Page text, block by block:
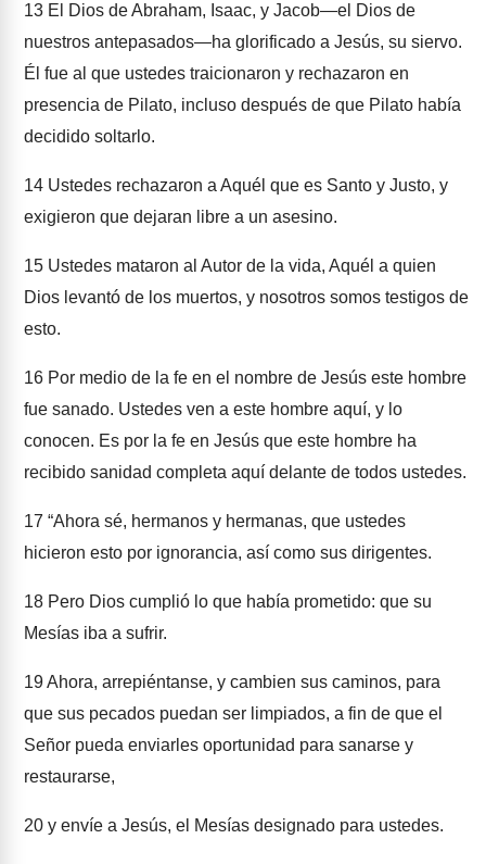
13 El Dios de Abraham, Isaac, y Jacob—el Dios de
nuestros antepasados—ha glorificado a Jesús, su siervo.
Él fue al que ustedes traicionaron y rechazaron en
presencia de Pilato, incluso después de que Pilato había
decidido soltarlo.
14 Ustedes rechazaron a Aquél que es Santo y Justo, y
exigieron que dejaran libre a un asesino.
15 Ustedes mataron al Autor de la vida, Aquél a quien
Dios levantó de los muertos, y nosotros somos testigos de
esto.
16 Por medio de la fe en el nombre de Jesús este hombre
fue sanado. Ustedes ven a este hombre aquí, y lo
conocen. Es por la fe en Jesús que este hombre ha
recibido sanidad completa aquí delante de todos ustedes.
17 “Ahora sé, hermanos y hermanas, que ustedes
hicieron esto por ignorancia, así como sus dirigentes.
18 Pero Dios cumplió lo que había prometido: que su
Mesías iba a sufrir.
19Ahora, arrepiéntanse, y cambien sus caminos, para
que sus pecados puedan ser limpiados, a fin de que el
Señor pueda enviarles oportunidad para sanarse y
restaurarse,
20 y envíe a Jesús, el Mesías designado para ustedes.